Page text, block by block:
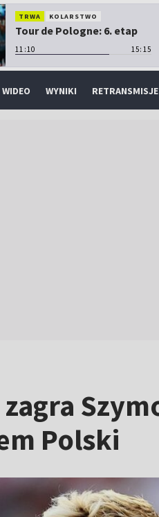
TRWA KOLARSTWO
Tour de Pologne: 6. etap
11:10 15:15
WIDEO WYNIKI RETRANSMISJE
zagra
Polski